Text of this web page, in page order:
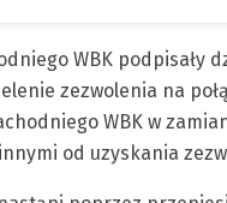
WBK podpisały
zezwolenia na
WBK w
od uzyskania